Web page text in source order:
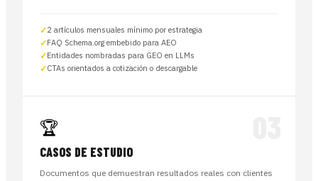
2 artículos mensuales mínimo por estrategia
FAQ Schema.org embebido para AEO
Entidades nombradas para GEO en LLMs
CTAs orientados a cotización o descargable
🏆
CASOS DE ESTUDIO
Documentos que demuestran resultados reales con clientes